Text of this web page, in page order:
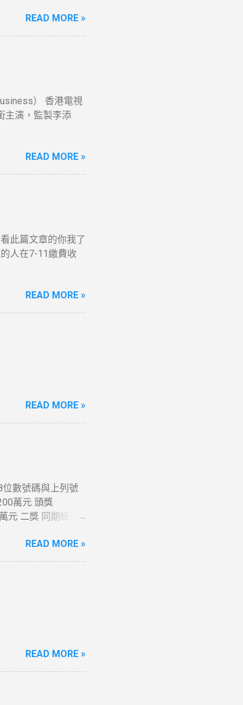
READ MORE »
） 香港電視
主演，監製李添
READ MORE »
此篇文章的你我了
人在7-11繳費收
READ MORE »
READ MORE »
數號碼與上列號
萬元 頭獎
二獎 同期統一
末5 位相同者各得
六獎 同期統一發票
214 同期統一發
月05日止
READ MORE »
READ MORE »